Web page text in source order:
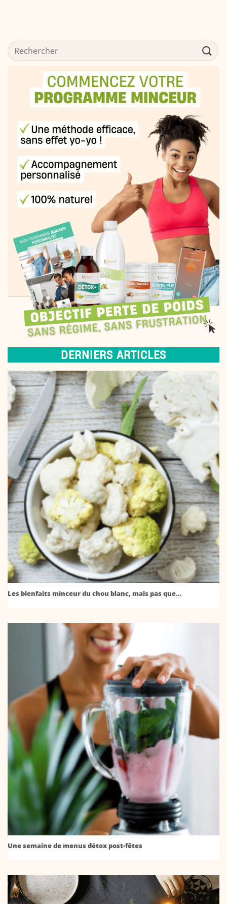
DERNIERS ARTICLES
Les bienfaits minceur du chou blanc, mais pas que…
Une semaine de menus détox post-fêtes